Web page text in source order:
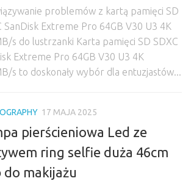
problemów z kartą pamięci SD
SanDisk Extreme Pro 64GB V30 U3 4K
s do lustrzanki Karta pamięci SD SDXC
Extreme Pro 64GB V30 U3 4K
s to doskonały wybór dla entuzjastów...
17 MAJA 2025
pierścieniowa Led ze
ring selfie duża 46cm
do makijażu